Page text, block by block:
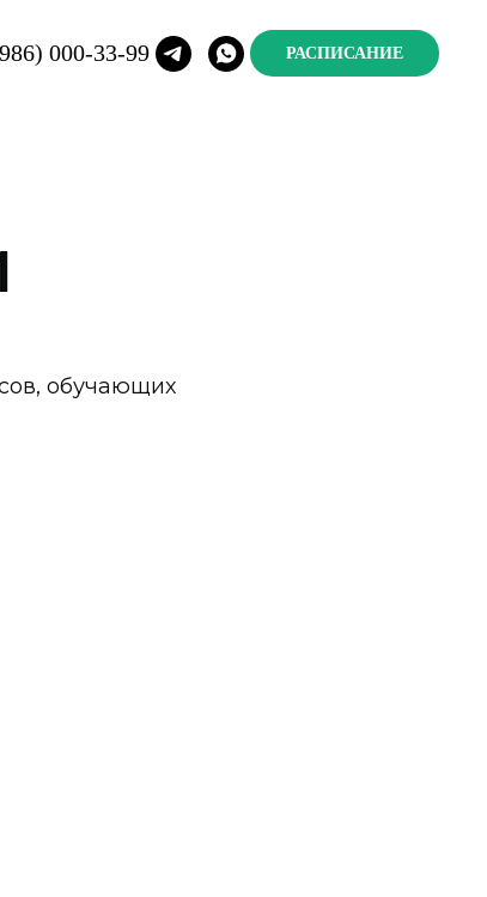
000-33-99 РАСПИСАНИЕ
обучающих